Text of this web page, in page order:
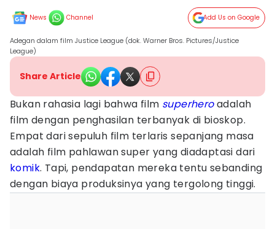
News Channel Add Us on Google
Adegan dalam film Justice League (dok. Warner Bros. Pictures/Justice
League)
Share Article
Bukan rahasia lagi bahwa film superheroadalah
film dengan penghasilan terbanyak di bioskop.
Empat dari sepuluh film terlaris sepanjang masa
adalah film pahlawan super yang diadaptasi dari
komik. Tapi, pendapatan mereka tentu sebanding
dengan biaya produksinya yang tergolong tinggi.